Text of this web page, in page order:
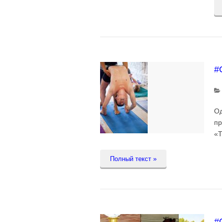
Полный текст »